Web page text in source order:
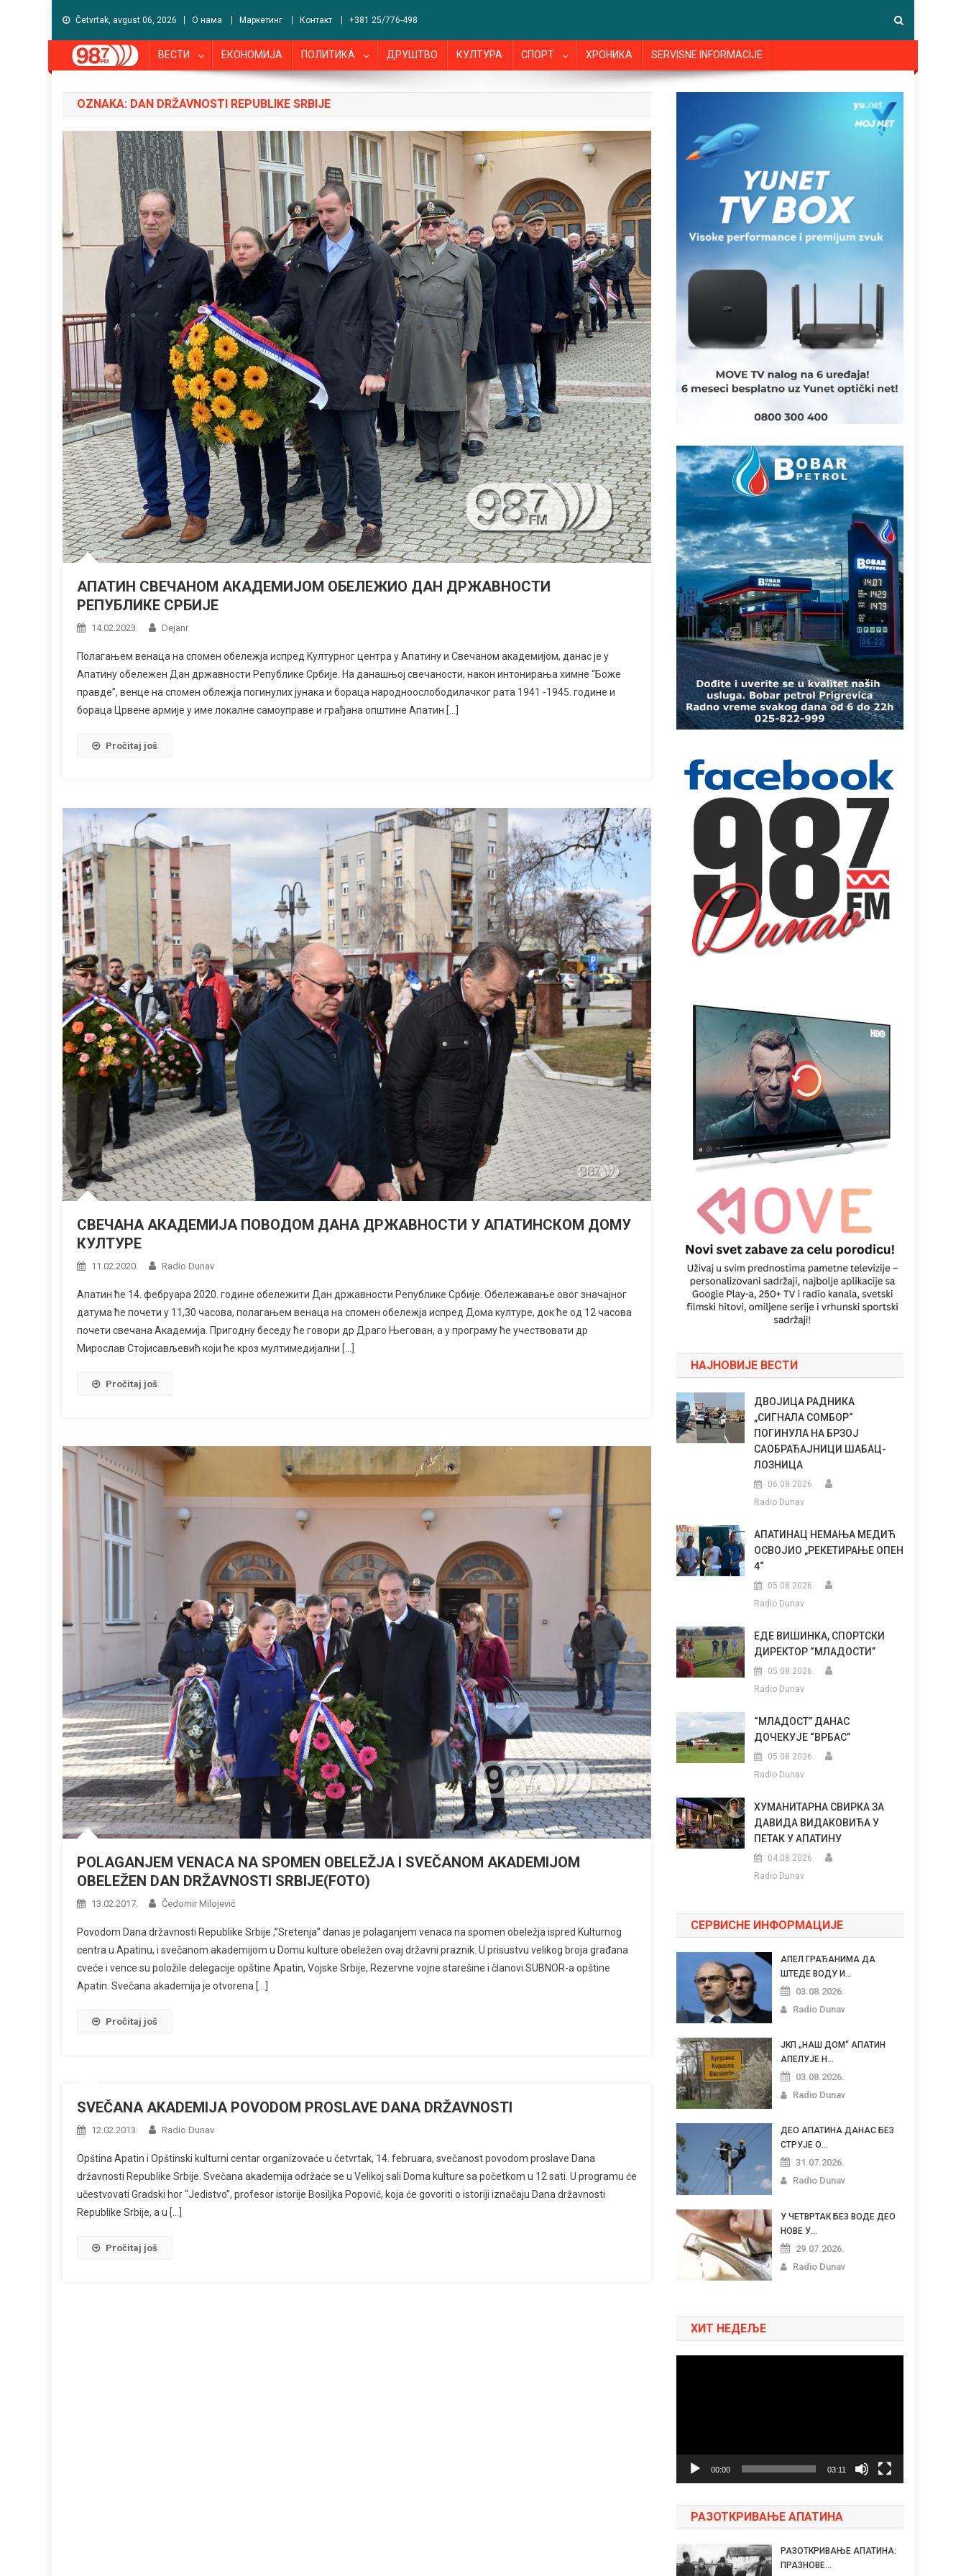
Četvrtak, avgust 06, 2026 О нама Маркетинг Контакт +381 25/776-498
ВЕСТИ ЕКОНОМИЈА ПОЛИТИКА ДРУШТВО КУЛТУРА СПОРТ ХРОНИКА SERVISNE INFORMACIJE
OZNAKA: DAN DRŽAVNOSTI REPUBLIKE SRBIJE
АПАТИН СВЕЧАНОМ АКАДЕМИЈОМ ОБЕЛЕЖИО ДАН ДРЖАВНОСТИ
РЕПУБЛИКЕ СРБИЈЕ
14.02.2023. Dejanr
Полагањем венаца на спомен обележја испред Kултурног центра у Апатину и Свечаном академијом, данас је у
Апатину обележен Дан државности Републике Србије. На данашњој свечаности, након интонирања химне “Боже
правде”, венце на спомен облежја погинулих јунака и бораца народноослободилачког рата 1941 -1945. године и
бораца Црвене армије у име локалне самоуправе и грађана општине Апатин […]
Pročitaj još
СВЕЧАНА АКАДЕМИЈА ПОВОДОМ ДАНА ДРЖАВНОСТИ У АПАТИНСКОМ ДОМУ
КУЛТУРЕ
11.02.2020. Radio Dunav
Апатин ће 14. фебруара 2020. године обележити Дан државности Републике Србије. Обележавање овог значајног
датума ће почети у 11,30 часова, полагањем венаца на спомен обележја испред Дома културе, док ће од 12 часова
почети свечана Академија. Пригодну беседу ће говори др Драго Његован, а у програму ће учествовати др
Мирослав Стојисављевић који ће кроз мултимедијални […]
Pročitaj još
POLAGANJEM VENACA NA SPOMEN OBELEŽJA I SVEČANOM AKADEMIJOM
OBELEŽEN DAN DRŽAVNOSTI SRBIJE(FOTO)
13.02.2017. Čedomir Milojević
Povodom Dana državnosti Republike Srbije ,”Sretenja” danas je polaganjem venaca na spomen obeležja ispred Kulturnog
centra u Apatinu, i svečanom akademijom u Domu kulture obeležen ovaj državni praznik. U prisustvu velikog broja građana
cveće i vence su položile delegacije opštine Apatin, Vojske Srbije, Rezervne vojne starešine i članovi SUBNOR-a opštine
Apatin. Svečana akademija je otvorena […]
Pročitaj još
SVEČANA AKADEMIJA POVODOM PROSLAVE DANA DRŽAVNOSTI
12.02.2013. Radio Dunav
Opština Apatin i Opštinski kulturni centar organizovaće u četvrtak, 14. februara, svečanost povodom proslave Dana
državnosti Republike Srbije. Svečana akademija održaće se u Velikoj sali Doma kulture sa početkom u 12 sati. U programu će
učestvovati Gradski hor “Jedistvo”, profesor istorije Bosiljka Popović, koja će govoriti o istoriji iznačaju Dana državnosti
Republike Srbije, a u […]
Pročitaj još
НАЈНОВИЈЕ ВЕСТИ
ДВОЈИЦА РАДНИКА
„СИГНАЛА СОМБОР“
ПОГИНУЛА НА БРЗОЈ
САОБРАЋАЈНИЦИ ШАБАЦ-
ЛОЗНИЦА
06.08.2026.
Radio Dunav
АПАТИНАЦ НЕМАЊА МЕДИЋ
ОСВОЈИО „РЕКЕТИРАЊЕ ОПЕН
4“
05.08.2026.
Radio Dunav
ЕДЕ ВИШИНКА, СПОРТСКИ
ДИРЕКТОР “МЛАДОСТИ”
05.08.2026.
Radio Dunav
“МЛАДОСТ” ДАНАС
ДОЧЕКУЈЕ “ВРБАС”
05.08.2026.
Radio Dunav
ХУМАНИТАРНА СВИРКА ЗА
ДАВИДА ВИДАКОВИЋА У
ПЕТАК У АПАТИНУ
04.08.2026.
Radio Dunav
СЕРВИСНЕ ИНФОРМАЦИЈЕ
АПЕЛ ГРАЂАНИМА ДА
ШТЕДЕ ВОДУ И...
03.08.2026.
Radio Dunav
ЈКП „НАШ ДОМ“ АПАТИН
АПЕЛУЈЕ Н...
03.08.2026.
Radio Dunav
ДЕО АПАТИНА ДАНАС БЕЗ
СТРУЈЕ О...
31.07.2026.
Radio Dunav
У ЧЕТВРТАК БЕЗ ВОДЕ ДЕО
НОВЕ У...
29.07.2026.
Radio Dunav
ХИТ НЕДЕЉЕ
00:00 03:11
РАЗОТКРИВАЊЕ АПАТИНА
РАЗОТКРИВАЊЕ АПАТИНА:
ПРАЗНОВЕ...